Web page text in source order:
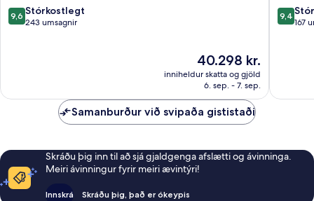
9.6
af
9,6 Stórkostlegt
243 umsagnir
Verðið
er
40.298 kr.
40.298 kr.
inniheldur skatta og gjöld
6. sep. - 7. sep.
9.4
af
9,4
167
Samanburður við svipaða gististaði
Skráðu þig inn til að sjá gjaldgenga afslætti og ávinninga.
Meiri ávinningur fyrir meiri ævintýri!
Innskrá Skráðu þig, það er ókeypis